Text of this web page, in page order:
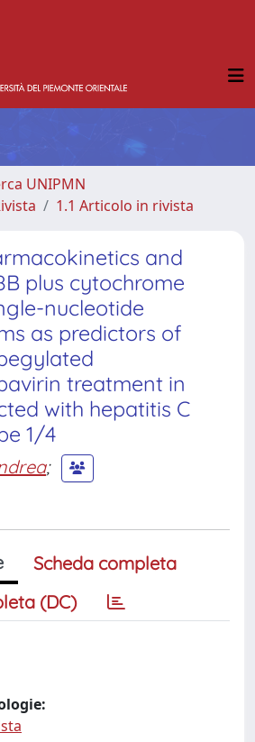
UNIPMN
1.1 Articolo in rivista
and
plus cytochrome
nucleotide
as predictors of
treatment in
with hepatitis C
1/4
;
Scheda completa
(DC)